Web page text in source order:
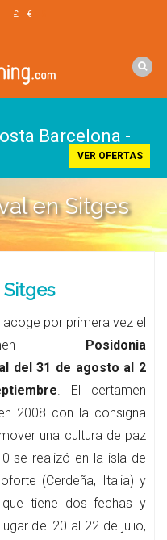
£ €
Barcelona -
VER OFERTAS
en Sitges
Sitges
acoge por primera vez el
Posidonia
del 31 de agosto al 2
. El certamen
2008 con la consigna
una cultura de paz
se realizó en la isla de
(Cerdeña, Italia) y
tiene dos fechas y
del 20 al 22 de julio,